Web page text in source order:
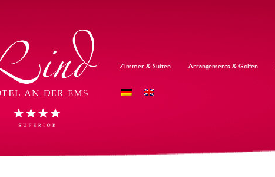
Zimmer & Suiten Arrangements & Golfen